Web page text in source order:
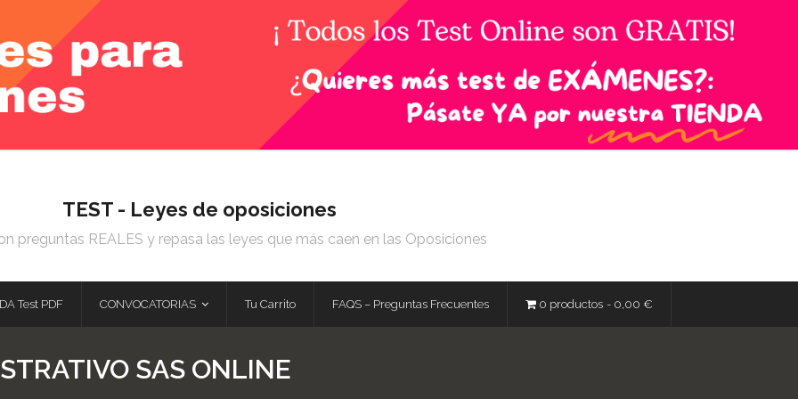
TEST - Leyes de oposiciones
preguntas REALES y repasa las leyes que más caen en las Oposiciones
Test PDF CONVOCATORIAS Tu Carrito FAQS – Preguntas Frecuentes 0 productos 0,00 €
SAS ONLINE